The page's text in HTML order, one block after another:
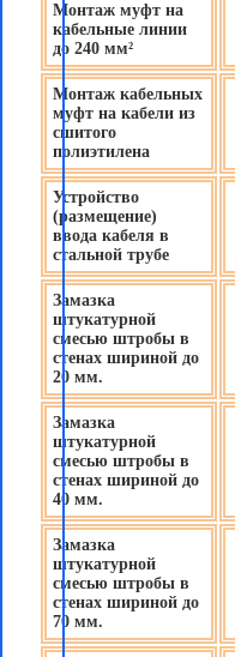
Монтаж муфт на
кабельные линии
до 240 мм²
Монтаж кабельных
муфт на кабели из
сшитого
полиэтилена
Устройство
(размещение)
ввода кабеля в
стальной трубе
Замазка
штукатурной
смесью штробы в
стенах шириной до
20 мм.
Замазка
штукатурной
смесью штробы в
стенах шириной до
40 мм.
Замазка
штукатурной
смесью штробы в
стенах шириной до
70 мм.